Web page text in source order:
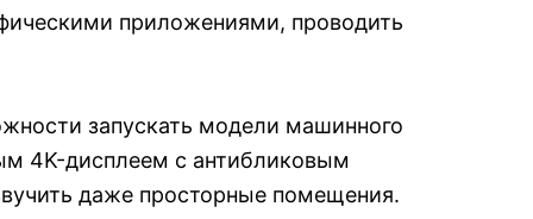
приложениями, проводить
запускать модели машинного
4K-дисплеем с антибликовым
даже просторные помещения.